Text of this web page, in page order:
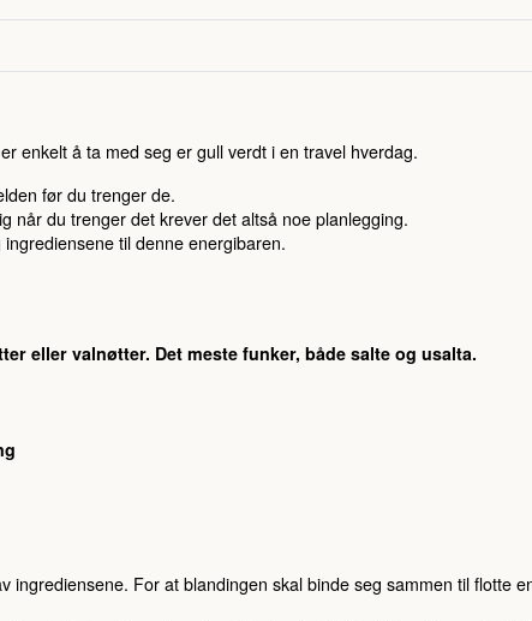
enkelt å ta med seg er gull verdt i en travel hverdag.
før du trenger de.
når du trenger det krever det altså noe planlegging.
til denne energibaren.
eller valnøtter. Det meste funker, både salte og usalta.
ingrediensene. For at blandingen skal binde seg sammen til flotte